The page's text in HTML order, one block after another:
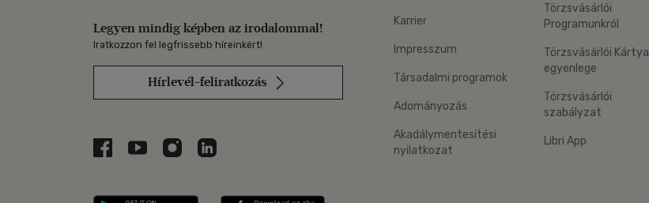
Legyen mindig képben az irodalommal!
Iratkozzon fel legfrissebb híreinkért!
Hírlevél-feliratkozás
Libri a Facebookon
Libri a Youtube-on
Libri az Instagramon
Libri a LinkedInen
Karrier
Impresszum
Társadalmi programok
Adományozás
Akadálymentesítési
nyilatkozat
Törzsvásárlói
Programunkról
Törzsvásárlói Kártya
egyenlege
Törzsvásárlói
szabályzat
Libri App